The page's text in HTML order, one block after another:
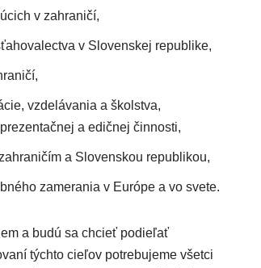
v zahraničí,
v Slovenskej republike,
vzdelávania a školstva,
a edičnej činnosti,
a Slovenskou republikou,
zamerania v Európe a vo svete.
a budú sa chcieť podieľať
týchto cieľov potrebujeme všetci